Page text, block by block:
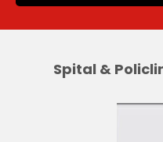
Spital &